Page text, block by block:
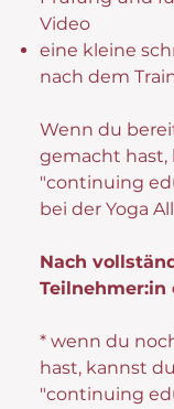
Video
eine kleine
nach dem
Wenn du
gemacht hast,
"continuing
bei der Yoga
Nach
* wenn du
hast, kannst
"continuing